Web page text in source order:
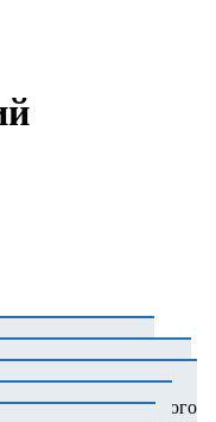
тяжелого
на проектировании,
тяжелого